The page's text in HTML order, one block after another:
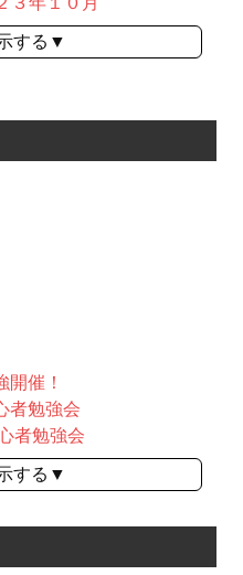
する▼
催！
者勉強会
者勉強会
する▼